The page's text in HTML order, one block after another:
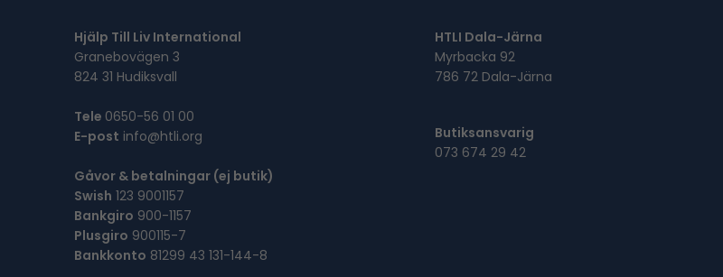
Hjälp Till Liv International
Granebovägen 3
824 31 Hudiksvall
Tele 0650-56 01 00
E-post info@htli.org
Gåvor & betalningar (ej butik)
Swish 123 9001157
Bankgiro 900-1157
Plusgiro 900115-7
Bankkonto 81299 43 131-144-8
HTLI Dala-Järna
Myrbacka 92
786 72 Dala-Järna
Butiksansvarig
073 674 29 42